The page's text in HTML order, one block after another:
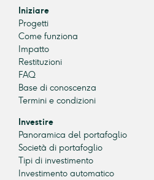
Iniziare
Progetti
Come funziona
Impatto
Restituzioni
FAQ
Base di conoscenza
Termini e condizioni
Investire
Panoramica del portafoglio
Società di portafoglio
Tipi di investimento
Investimento automatico